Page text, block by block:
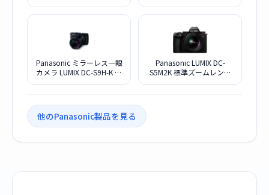
Panasonic ミラーレス一眼
カメラ LUMIX DC-S9H-K 高
Panasonic LUMIX DC-
S5M2K 標準ズームレンズ
他のPanasonic製品を見る